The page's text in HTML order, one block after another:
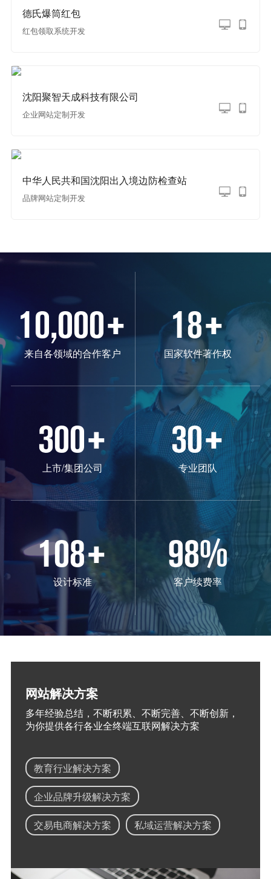
德氏爆筒红包
红包领取系统开发
沈阳聚智天成科技有限公司
企业网站定制开发
中华人民共和国沈阳出入境边防检查站
品牌网站定制开发
10,000+
来自各领域的合作客户
18+
国家软件著作权
300+
上市/集团公司
30+
专业团队
108+
设计标准
98%
客户续费率
网站解决方案
多年经验总结，不断积累、不断完善、不断创新，
为你提供各行各业全终端互联网解决方案
教育行业解决方案
企业品牌升级解决方案
交易电商解决方案 私域运营解决方案